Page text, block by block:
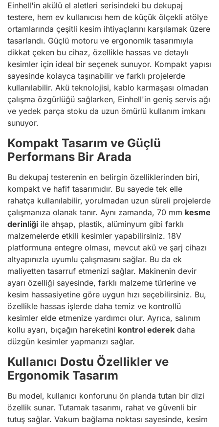
Einhell'in akülü el aletleri serisindeki bu dekupaj
testere, hem ev kullanıcısı hem de küçük ölçekli atölye
ortamlarında çeşitli kesim ihtiyaçlarını karşılamak üzere
tasarlandı. Güçlü motoru ve ergonomik tasarımıyla
dikkat çeken bu cihaz, özellikle hassas ve detaylı
kesimler için ideal bir seçenek sunuyor. Kompakt yapısı
sayesinde kolayca taşınabilir ve farklı projelerde
kullanılabilir. Akü teknolojisi, kablo karmaşası olmadan
çalışma özgürlüğü sağlarken, Einhell'in geniş servis ağı
ve yedek parça stoku da uzun ömürlü kullanım imkanı
sunuyor.
Kompakt Tasarım ve Güçlü
Performans Bir Arada
Bu dekupaj testerenin en belirgin özelliklerinden biri,
kompakt ve hafif tasarımıdır. Bu sayede tek elle
rahatça kullanılabilir, yorulmadan uzun süreli projelerde
çalışmanıza olanak tanır. Aynı zamanda, 70 mm kesme
derinliği ile ahşap, plastik, alüminyum gibi farklı
malzemelerde etkili kesimler yapabilirsiniz. 18V
platformuna entegre olması, mevcut akü ve şarj cihazı
altyapınızla uyumlu çalışmasını sağlar. Bu da ek
maliyetten tasarruf etmenizi sağlar. Makinenin devir
ayarı özelliği sayesinde, farklı malzeme türlerine ve
kesim hassasiyetine göre uygun hızı seçebilirsiniz. Bu,
özellikle hassas işlerde daha temiz ve kontrollü
kesimler elde etmenize yardımcı olur. Ayrıca, salınım
kollu ayarı, bıçağın hareketini kontrol ederek daha
düzgün kesimler yapmanızı sağlar.
Kullanıcı Dostu Özellikler ve
Ergonomik Tasarım
Bu model, kullanıcı konforunu ön planda tutan bir dizi
özellik sunar. Tutamak tasarımı, rahat ve güvenli bir
tutuş sağlar. Vakum bağlama noktası sayesinde, kesim